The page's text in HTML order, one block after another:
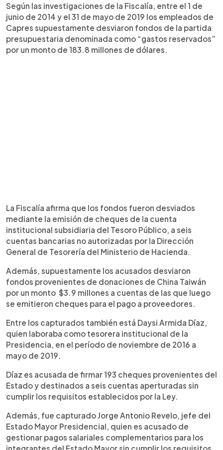
Según las investigaciones de la Fiscalía, entre el 1 de
junio de 2014 y el 31 de mayo de 2019 los empleados de
Capres supuestamente desviaron fondos de la partida
presupuestaria denominada como “gastos reservados”
por un monto de 183.8 millones de dólares.
La Fiscalía afirma que los fondos fueron desviados
mediante la emisión de cheques de la cuenta
institucional subsidiaria del Tesoro Público, a seis
cuentas bancarias no autorizadas por la Dirección
General de Tesorería del Ministerio de Hacienda.
Además, supuestamente los acusados desviaron
fondos provenientes de donaciones de China Taiwán
por un monto $3.9 millones a cuentas de las que luego
se emitieron cheques para el pago a proveedores.
Entre los capturados también está Daysi Armida Díaz,
quien laboraba como tesorera institucional de la
Presidencia, en el período de noviembre de 2016 a
mayo de 2019.
Díaz es acusada de firmar 193 cheques provenientes del
Estado y destinados a seis cuentas aperturadas sin
cumplir los requisitos establecidos por la Ley.
Además, fue capturado Jorge Antonio Revelo, jefe del
Estado Mayor Presidencial, quien es acusado de
gestionar pagos salariales complementarios para los
integrantes del Estado Mayor sin cumplir los requisitos